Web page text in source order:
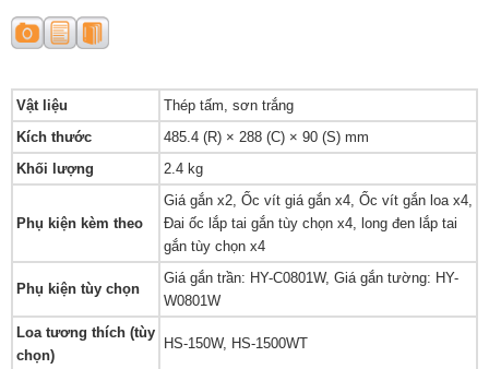
Vật liệu
Thép tấm, sơn trắng
Kích thước
485.4 (R) × 288 (C) × 90 (S) mm
Khối lượng
2.4 kg
Phụ kiện kèm theo
Giá gắn x2, Ốc vít giá gắn x4, Ốc vít gắn loa x4,
Đai ốc lắp tai gắn tùy chọn x4, long đen lắp tai
gắn tùy chọn x4
Phụ kiện tùy chọn
Giá gắn trần: HY-C0801W, Giá gắn tường: HY-
W0801W
Loa tương thích (tùy
chọn)
HS-150W, HS-1500WT